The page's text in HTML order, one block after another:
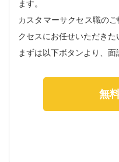
ます。
カスタマーサクセス職の
クセスにお任せいただきた
まずは以下ボタンより、面
無